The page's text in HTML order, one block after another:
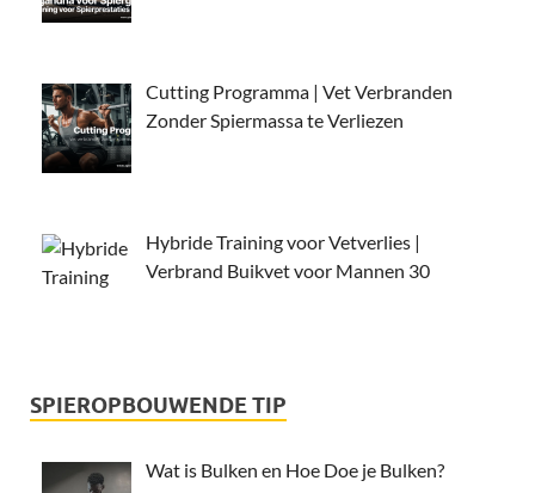
Cutting Programma | Vet Verbranden
Zonder Spiermassa te Verliezen
Hybride Training voor Vetverlies |
Verbrand Buikvet voor Mannen 30
SPIEROPBOUWENDE TIP
Wat is Bulken en Hoe Doe je Bulken?